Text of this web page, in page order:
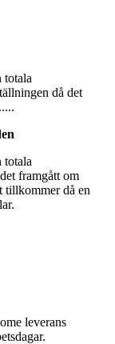
totala
då det
totala
framgått om
tillkommer då en
leverans